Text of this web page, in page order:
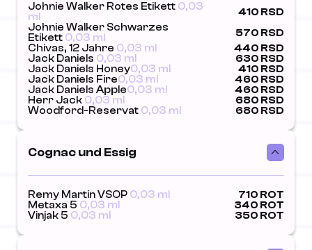
Johnie Walker Rotes Etikett 0,03
ml
410 RSD
Johnie Walker Schwarzes
Etikett 0,03 ml
570 RSD
Chivas, 12 Jahre 0,03 ml
440 RSD
Jack Daniels 0,03 ml
630 RSD
Jack Daniels Honey0,03 ml
410 RSD
Jack Daniels Fire0,03 ml
460 RSD
Jack Daniels Apple0,03 ml
460 RSD
Herr Jack 0,03 ml
680 RSD
Woodford-Reservat 0,03 ml 680 RSD
Cognac und Essig
Remy Martin VSOP 0,03 ml
710 ROT
Metaxa 5 0,03 ml
340 ROT
Vinjak 5 0,03 ml 350 ROT